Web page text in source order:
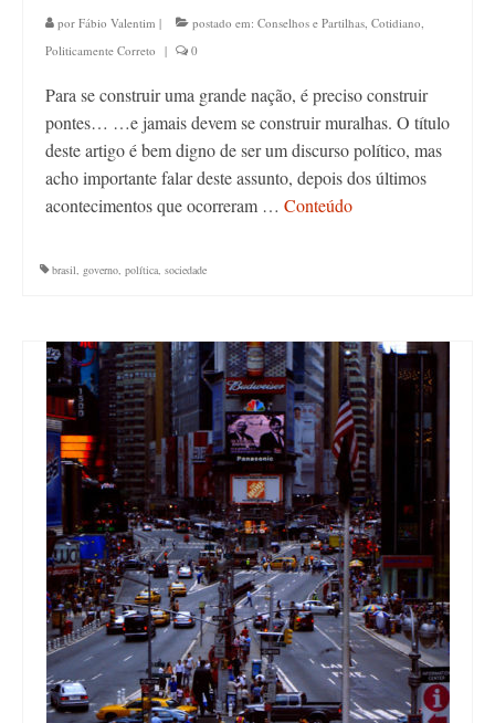
por Fábio Valentim | postado em: Conselhos e Partilhas, Cotidiano,
Politicamente Correto | 0
Para se construir uma grande nação, é preciso construir
pontes… …e jamais devem se construir muralhas. O título
deste artigo é bem digno de ser um discurso político, mas
acho importante falar deste assunto, depois dos últimos
acontecimentos que ocorreram … Conteúdo
brasil, governo, política, sociedade